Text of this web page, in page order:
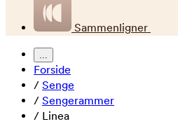
Sammenligner
...
Forside
/ Senge
/ Sengerammer
/ Linea